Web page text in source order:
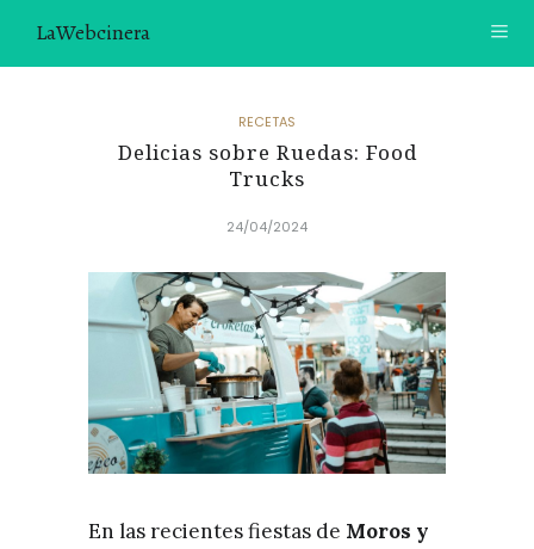
LaWebcinera
VIDEORECETAS
SOBRE MÍ
¿TE GUSTARÍA UNIRTE A NUESTRA AVENTURA GASTRON
ÚNETE A LA NEWSLETTER
RECOMENDACIONES
RECETAS
Delicias sobre Ruedas: Food
Trucks
24/04/2024
En las recientes fiestas de Moros y